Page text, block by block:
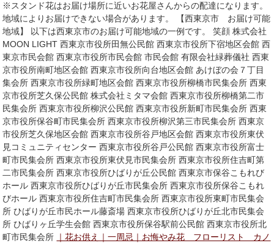
※スタンド花はお届け場所に近いお花屋さんからの配達になります。
地域によりお届けできない場合があります。 【西東京市 お届け可能
地域】 以下は西東京市のお届け可能地域の一例です。 笑顔 株式会社
MOON LIGHT 西東京市役所田無公民館 西東京市役所下宿地区会館 西
東京市民会館 西東京市役所市民会館 市民会館 有限会社緑葬儀社 西東
京市役所南町地区会館 西東京市役所向台地区会館 あけぼの会７丁目
集会所 西東京市役所緑町地区会館 西東京市役所柳橋市民集会所 西東
京市役所芝久保公民館 株式会社ミタマ会館 西東京市役所柳橋第二市
民集会所 西東京市役所柳沢公民館 西東京市役所新町市民集会所 西東
京市役所保谷町市民集会所 西東京市役所柳沢第三市民集会所 西東京
市役所芝久保地区会館 西東京市役所谷戸地区会館 西東京市役所東伏
見コミュニティセンター 西東京市役所谷戸公民館 西東京市役所富士
町市民集会所 西東京市役所東伏見市民集会所 西東京市役所住吉町第
二市民集会所 西東京市役所ひばりが丘公民館 西東京市保谷こもれび
ホール 西東京市役所ひばりが丘市民集会所 西東京市役所保谷こもれ
びホール 西東京市役所住吉町市民集会所 西東京市役所東町市民集会
所 ひばりが丘市民ホール藤斎場 西東京市役所ひばりが丘北市民集会
所 ひばりヶ丘学生会館 西東京市役所保谷駅前公民館 西東京市役所北
町市民集会所
｜花お供え｜一周忌｜お悔やみ花 フローリスト カノ